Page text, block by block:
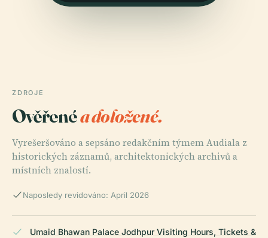
ZDROJE
Ověřenéa doložené.
Vyrešeršováno a sepsáno redakčním týmem Audiala z
historických záznamů, architektonických archivů a
místních znalostí.
Naposledy revidováno: April 2026
Umaid Bhawan Palace Jodhpur Visiting Hours, Tickets &